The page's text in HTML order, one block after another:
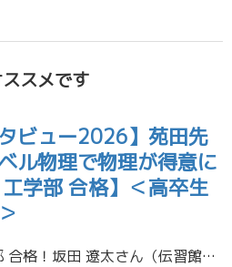
スメです
タビュー2026】苑田先
ル物理で物理が得意に
工学部 合格】＜高卒生
九州大学 工学部 合格！坂田 遼太さん（伝習館高校 卒業） 東進衛星予備校 大牟田有明町校